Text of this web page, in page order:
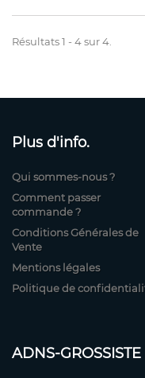
Résultats 1 - 4 sur 4.
Plus d'info.
Qui sommes-nous ?
Comment passer
commande ?
Conditions Générales de
Vente
Mentions légales
Politique de
ADNS-GROSSISTE